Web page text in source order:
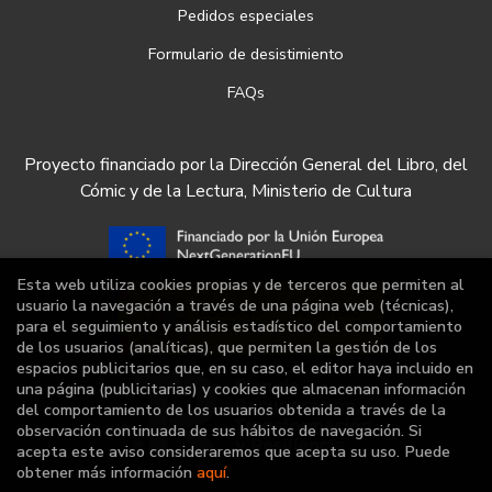
Pedidos especiales
Formulario de desistimiento
FAQs
Proyecto financiado por la Dirección General del Libro, del
Cómic y de la Lectura, Ministerio de Cultura
Esta web utiliza cookies propias y de terceros que permiten al
usuario la navegación a través de una página web (técnicas),
para el seguimiento y análisis estadístico del comportamiento
de los usuarios (analíticas), que permiten la gestión de los
espacios publicitarios que, en su caso, el editor haya incluido en
una página (publicitarias) y cookies que almacenan información
del comportamiento de los usuarios obtenida a través de la
observación continuada de sus hábitos de navegación. Si
acepta este aviso consideraremos que acepta su uso. Puede
obtener más información aquí.